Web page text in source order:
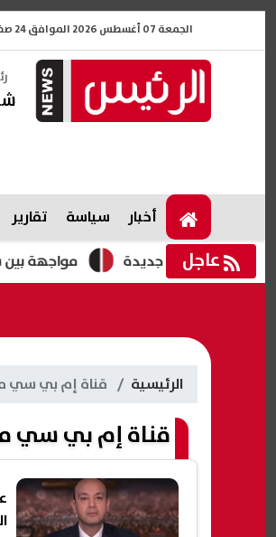
الجمعة 07 أغسطس 2026 الموافق 24 صفر 1448
أخبار سياسة تقارير
عاجل مواجهة بين سائح قيود جديدة
الرئيسية قناة إم بي سي
قناة إم بي سي